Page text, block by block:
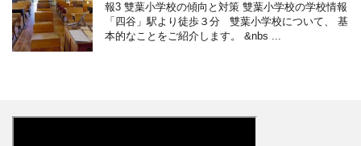
報3 雙葉小学校の傾向と対策 雙葉小学校の学校情報
「四谷」駅より徒歩３分 雙葉小学校について、 基
本的なことをご紹介します。 &nbs ...